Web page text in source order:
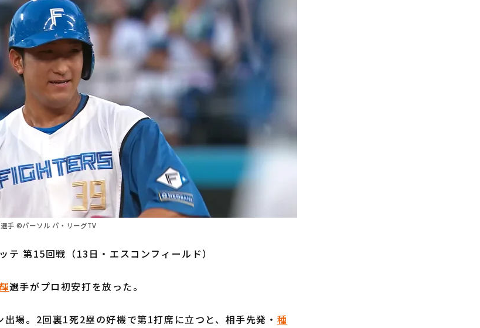
手 ©パーソル パ・リーグTV
第15回戦（13日・エスコンフィールド）
選手がプロ初安打を放った。
出場。2回裏1死2塁の好機で第1打席に立つと、相手先発・ 種